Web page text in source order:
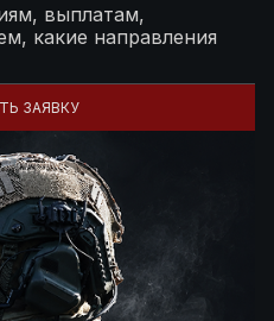
выплатам,
какие направления
ЗАЯВКУ